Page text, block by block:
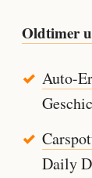
Oldtimer
Auto-
Daily